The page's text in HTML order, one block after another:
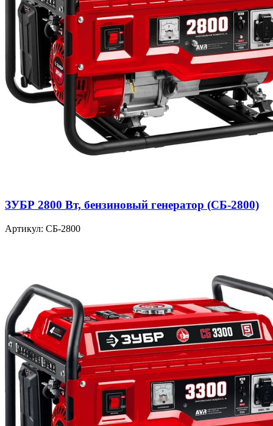
ЗУБР 2800 Вт, бензиновый генератор (СБ-2800)
Артикул: СБ-2800